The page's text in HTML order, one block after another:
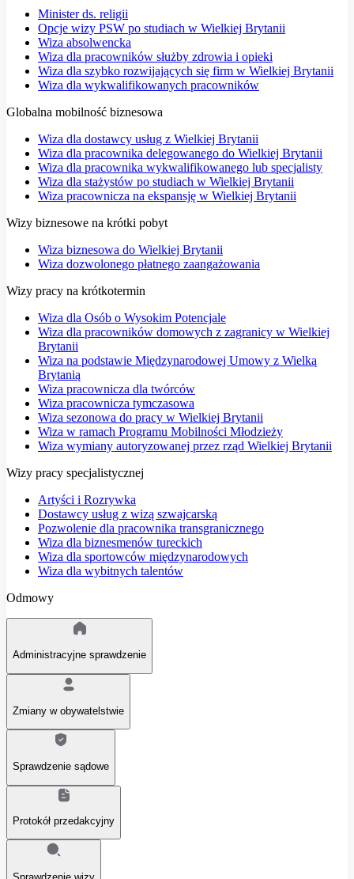
Minister ds. religii
Opcje wizy PSW po studiach w Wielkiej Brytanii
Wiza absolwencka
Wiza dla pracowników służby zdrowia i opieki
Wiza dla szybko rozwijających się firm w Wielkiej Brytanii
Wiza dla wykwalifikowanych pracowników
Globalna mobilność biznesowa
Wiza dla dostawcy usług z Wielkiej Brytanii
Wiza dla pracownika delegowanego do Wielkiej Brytanii
Wiza dla pracownika wykwalifikowanego lub specjalisty
Wiza dla stażystów po studiach w Wielkiej Brytanii
Wiza pracownicza na ekspansję w Wielkiej Brytanii
Wizy biznesowe na krótki pobyt
Wiza biznesowa do Wielkiej Brytanii
Wiza dozwolonego płatnego zaangażowania
Wizy pracy na krótkotermin
Wiza dla Osób o Wysokim Potencjale
Wiza dla pracowników domowych z zagranicy w Wielkiej
Brytanii
Wiza na podstawie Międzynarodowej Umowy z Wielką
Brytanią
Wiza pracownicza dla twórców
Wiza pracownicza tymczasowa
Wiza sezonowa do pracy w Wielkiej Brytanii
Wiza w ramach Programu Mobilności Młodzieży
Wiza wymiany autoryzowanej przez rząd Wielkiej Brytanii
Wizy pracy specjalistycznej
Artyści i Rozrywka
Dostawcy usług z wizą szwajcarską
Pozwolenie dla pracownika transgranicznego
Wiza dla biznesmenów tureckich
Wiza dla sportowców międzynarodowych
Wiza dla wybitnych talentów
Odmowy
Administracyjne sprawdzenie
Zmiany w obywatelstwie
Sprawdzenie sądowe
Protokół przedakcyjny